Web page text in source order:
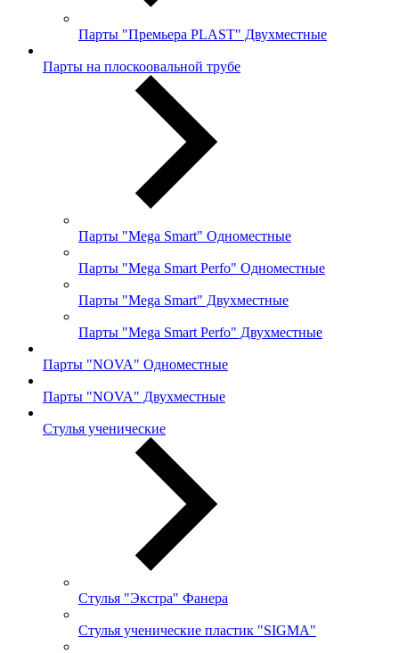
Парты "Премьера PLAST" Двухместные
Парты на плоскоовальной трубе
Парты "Mega Smart" Одноместные
Парты "Mega Smart Perfo" Одноместные
Парты "Mega Smart" Двухместные
Парты "Mega Smart Perfo" Двухместные
Парты "NOVA" Одноместные
Парты "NOVA" Двухместные
Стулья ученические
Стулья "Экстра" Фанера
Стулья ученические пластик "SIGMA"